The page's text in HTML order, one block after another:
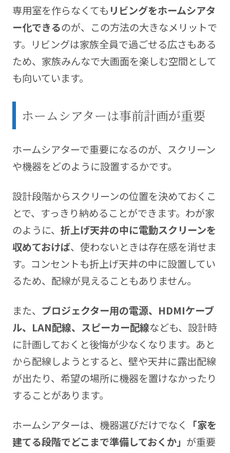
専用室を作らなくても リビングをホームシアタ
ー化できるのが、この方法の大きなメリットで
す。リビングは家族全員で過ごせる広さもある
ため、家族みんなで大画面を楽しむ空間として
も向いています。
ホームシアターは事前計画が重要
ホームシアターで重要になるのが、スクリーン
や機器をどのように設置するかです。
設計段階からスクリーンの位置を決めておくこ
とで、すっきり納めることができます。わが家
のように、 折上げ天井の中に電動スクリーンを
収めておけば、使わないときは存在感を消せま
す。コンセントも折上げ天井の中に設置してい
るため、配線が見えることもありません。
また、 プロジェクター用の電源、HDMIケーブ
ル、LAN配線、スピーカー配線なども、設計時
に計画しておくと後悔が少なくなります。あと
から配線しようとすると、壁や天井に露出配線
が出たり、希望の場所に機器を置けなかったり
することがあります。
ホームシアターは、機器選びだけでなく
「家を
建てる段階でどこまで準備しておくか」 が重要